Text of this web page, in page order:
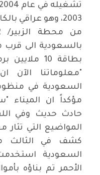
2003، وهو عراقي
بالسعودية الى قرب
بطاقة 10
"معلوماتنا الآن
السعودية في
مؤكداً ان
حادث حديث وفي
المواضيع التي
السعودية
الأحمر تم بناؤه